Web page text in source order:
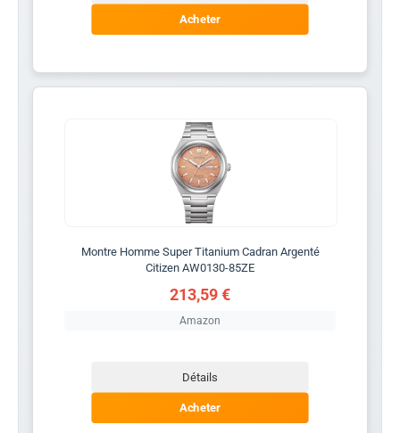
Acheter
Montre Homme Super Titanium Cadran Argenté
Citizen AW0130-85ZE
213,59 €
Amazon
Détails
Acheter